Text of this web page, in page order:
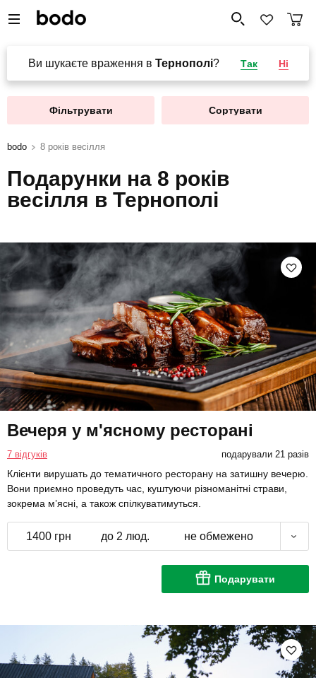
Ви шукаєте враження в Тернополі? Так Ні
Фільтрувати Сортувати
bodo 8 років весілля
Подарунки на 8 років
весілля в Тернополі
Вечеря у м'ясному ресторані
7 відгуків подарували 21 разів
Клієнти вирушать до тематичного ресторану на затишну вечерю.
Вони приємно проведуть час, куштуючи різноманітні страви,
зокрема м’ясні, а також спілкуватимуться.
1400 грн до 2 люд. не обмежено
Подарувати